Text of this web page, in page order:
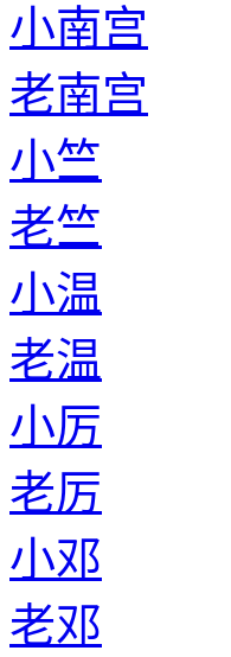
小南宫
老南宫
小竺
老竺
小温
老温
小厉
老厉
小邓
老邓